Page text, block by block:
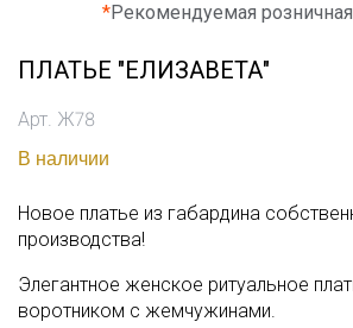
*Рекомендуемая
ПЛАТЬЕ "ЕЛИЗАВЕТА"
Арт. Ж78
В наличии
Новое платье из габардина
производства!
Элегантное женское ритуальное
воротником с жемчужинами.